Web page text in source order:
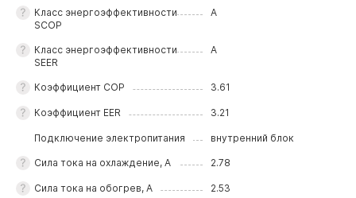
Класс энергоэффективности
SCOP
A
Класс энергоэффективности
SEER
A
Коэффициeнт COP 3.61
Коэффициeнт EER 3.21
Подключение электропитания внутренний блок
Сила тока на охлаждение, А 2.78
Сила тока на обогрев, А 2.53